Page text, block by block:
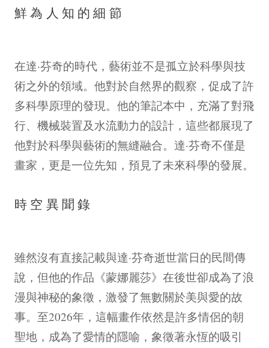
鮮為人知的細節
在達·芬奇的時代，藝術並不是孤立於科學與技
術之外的領域。他對於自然界的觀察，促成了許
多科學原理的發現。他的筆記本中，充滿了對飛
行、機械裝置及水流動力的設計，這些都展現了
他對於科學與藝術的無縫融合。達·芬奇不僅是
畫家，更是一位先知，預見了未來科學的發展。
時空異聞錄
雖然沒有直接記載與達·芬奇逝世當日的民間傳
說，但他的作品《蒙娜麗莎》在後世卻成為了浪
漫與神秘的象徵，激發了無數關於美與愛的故
事。至2026年，這幅畫作依然是許多情侶的朝
聖地，成為了愛情的隱喻，象徵著永恆的吸引